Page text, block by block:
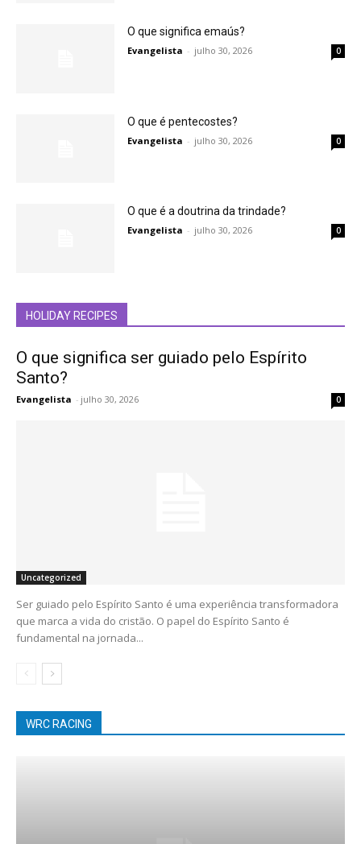
O que significa emaús?
Evangelista - julho 30, 2026 0
O que é pentecostes?
Evangelista - julho 30, 2026 0
O que é a doutrina da trindade?
Evangelista - julho 30, 2026 0
HOLIDAY RECIPES
O que significa ser guiado pelo Espírito
Santo?
Evangelista - julho 30, 2026 0
Uncategorized
Ser guiado pelo Espírito Santo é uma experiência transformadora
que marca a vida do cristão. O papel do Espírito Santo é
fundamental na jornada...
WRC RACING